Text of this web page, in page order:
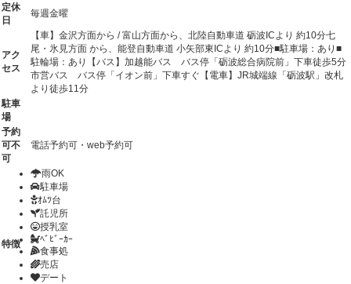
定休
日
毎週金曜
アク
セス
【車】金沢方面から / 富山方面から、北陸自動車道 砺波ICより 約10分七
尾・氷見方面 から、能登自動車道 小矢部東ICより 約10分■駐車場：あり■
駐輪場：あり【バス】加越能バス バス停「砺波総合病院前」下車徒歩5分
市営バス バス停「イオン前」下車すぐ【電車】JR城端線「砺波駅」改札
より徒歩11分
駐車
場
予約
可不
可
電話予約可・web予約可
特徴
雨OK
駐車場
ｵﾑﾂ台
託児所
授乳室
ﾍﾞﾋﾞｰｶｰ
食事処
売店
デート